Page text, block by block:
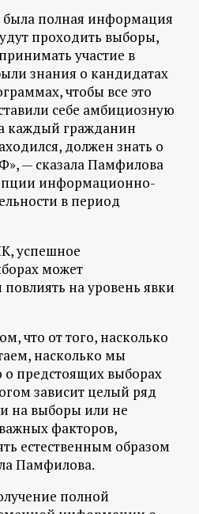
полная информация
проходить выборы,
участие в
знания о кандидатах
чтобы все это
себе амбициозную
каждый гражданин
должен знать о
— сказала Памфилова
информационно-
в период
успешное
может
на уровень явки
что от того, насколько
насколько мы
предстоящих выборах
зависит целый ряд
на выборы или не
факторов,
естественным образом
Памфилова.
полной